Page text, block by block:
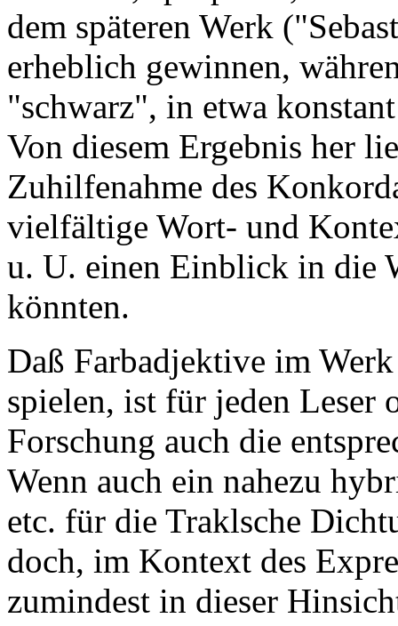
dem späteren Werk
erheblich gewinnen,
"schwarz", in etwa
Von diesem Ergebnis her
Zuhilfenahme des
vielfältige Wort- und
u. U. einen Einblick in die
könnten.
Daß Farbadjektive im
spielen, ist für jeden Leser
Forschung auch die
Wenn auch ein nahezu
etc. für die Traklsche
doch, im Kontext des
zumindest in dieser